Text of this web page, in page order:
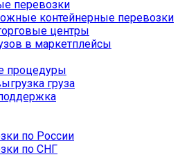
перевозки
контейнерные перевозки
центры
в маркетплейсы
процедуры
груза
по России
по СНГ